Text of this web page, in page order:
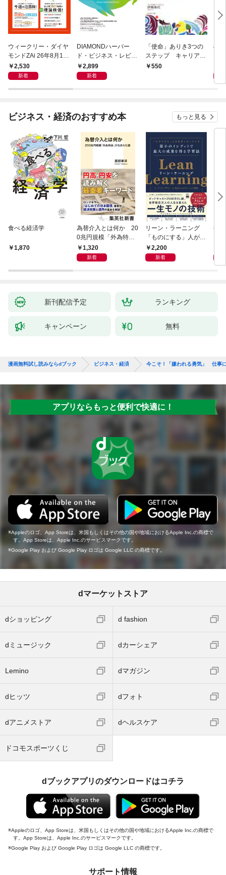
ウィークリー・ダイヤ
モンドZAi 26年8月10
日・17日合併号
2,530
新着
DIAMONDハーバー
ド・ビジネス・レビュ
ー 2026年9月号 特集
「上司をマネジメント
2,899
新着
「使命」ありき3つの
ステップ キャリアの
成功とは何か
550
極
ビジネス・経済のおすすめ本 もっと見る
食べる経済学
1,870
為替介入とは何か 20
0兆円規模「外為特
会」が生まれた謎
1,320
新着
リーン・ラーニング
「ものにする」人が自
然とやっている 最小の
インプットで最大の成
2,200
新着
研
新刊配信予定 ランキング
キャンペーン 無料
漫画無料試し読みならdブック ビジネス・経済 今こそ！「嫌われる勇気」 仕事
アプリならもっと便利で快適に！
Appleのロゴ、App Storeは、米国もしくはその他の国や地域におけるApple Inc.の商標で
す。App Storeは、Apple Inc.のサービスマークです。
Google Play および Google Play ロゴは Google LLC の商標です。
dマーケットストア
dショッピング d fashion
dミュージック dカーシェア
Lemino dマガジン
dヒッツ dフォト
dアニメストア dヘルスケア
ドコモスポーツくじ
dブックアプリのダウンロードはコチラ
Appleのロゴ、App Storeは、米国もしくはその他の国や地域におけるApple Inc.の商標で
す。App Storeは、Apple Inc.のサービスマークです。
Google Play および Google Play ロゴは Google LLC の商標です。
サポート情報